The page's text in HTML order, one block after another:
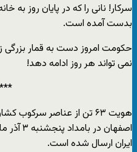
سرکار! نانی را که در پایان روز به
بدست آمده است.
حکومت امروز دست به قمار بزرگی
نمی تواند هر روز ادامه دهد!
هویت ۶۳ تن از عناصر
اصفهان
ایران ارسال شده است.